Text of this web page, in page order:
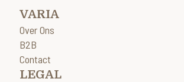
VARIA
Over Ons
B2B
Contact
LEGAL